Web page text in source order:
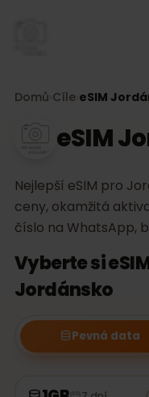
Domů Cíle eSIM
eSIM
Nejlepší eSIM pro
ceny, okamžitá
číslo na WhatsApp,
Vyberte si
Jordánsko
Pevná data